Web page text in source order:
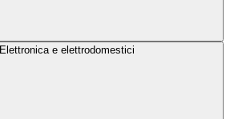
Elettronica e elettrodomestici